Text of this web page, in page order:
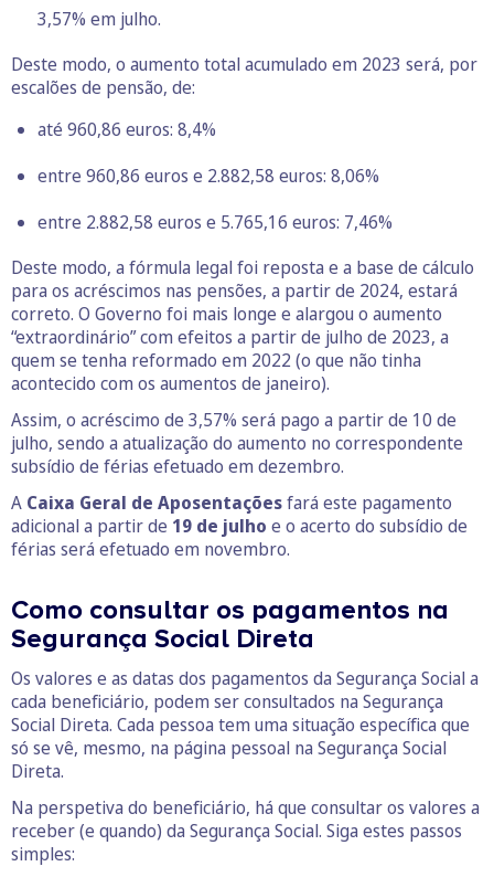
3,57% em julho.
Deste modo, o aumento total acumulado em 2023 será, por
escalões de pensão, de:
até 960,86 euros: 8,4%
entre 960,86 euros e 2.882,58 euros: 8,06%
entre 2.882,58 euros e 5.765,16 euros: 7,46%
Deste modo, a fórmula legal foi reposta e a base de cálculo
para os acréscimos nas pensões, a partir de 2024, estará
correto. O Governo foi mais longe e alargou o aumento
“extraordinário” com efeitos a partir de julho de 2023, a
quem se tenha reformado em 2022 (o que não tinha
acontecido com os aumentos de janeiro).
Assim, o acréscimo de 3,57% será pago a partir de 10 de
julho, sendo a atualização do aumento no correspondente
subsídio de férias efetuado em dezembro.
A Caixa Geral de Aposentaçõesfará este pagamento
adicional a partir de 19 de julho e o acerto do subsídio de
férias será efetuado em novembro.
Como consultar os pagamentos na
Segurança Social Direta
Os valores e as datas dos pagamentos da Segurança Social a
cada beneficiário, podem ser consultados na Segurança
Social Direta. Cada pessoa tem uma situação específica que
só se vê, mesmo, na página pessoal na Segurança Social
Direta.
Na perspetiva do beneficiário, há que consultar os valores a
receber (e quando) da Segurança Social. Siga estes passos
simples: